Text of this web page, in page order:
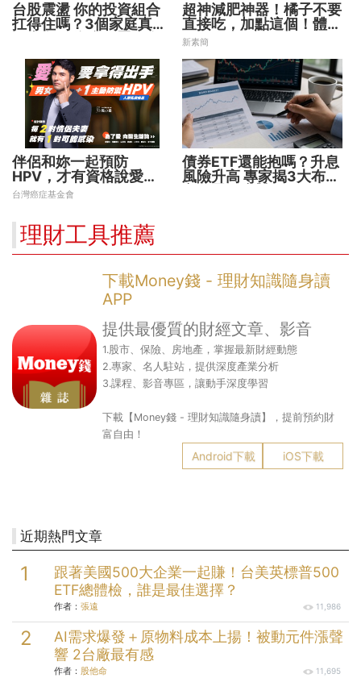
台股震盪 你的投資組合
扛得住嗎？3個家庭真實
超神減肥神器！橘子不要
直接吃，加點這個！體重
天天下降
新素簡
伴侶和妳一起預防
HPV，才有資格說愛
妳！
台灣癌症基金會
債券ETF還能抱嗎？升息
風險升高 專家揭3大布局
理財工具推薦
下載Money錢 - 理財知識隨身讀
APP
提供最優質的財經文章、影音
1.股市、保險、房地產，掌握最新財經動態
2.專家、名人駐站，提供深度產業分析
3.課程、影音專區，讓動手深度學習
下載【Money錢 - 理財知識隨身讀】，提前預約財
富自由！
Android下載 iOS下載
近期熱門文章
跟著美國500大企業一起賺！台美英標普500
ETF總體檢，誰是最佳選擇？
作者： 張遠 11,986
AI需求爆發＋原物料成本上揚！被動元件漲聲
響 2台廠最有感
作者： 股他命 11,695